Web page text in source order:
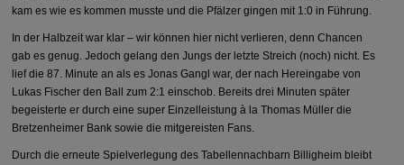
kam es wie es kommen musste und die Pfälzer gingen mit 1:0 in Führung.
In der Halbzeit war klar – wir können hier nicht verlieren, denn Chancen
gab es genug. Jedoch gelang den Jungs der letzte Streich (noch) nicht. Es
lief die 87. Minute an als es Jonas Gangl war, der nach Hereingabe von
Lukas Fischer den Ball zum 2:1 einschob. Bereits drei Minuten später
begeisterte er durch eine super Einzelleistung à la Thomas Müller die
Bretzenheimer Bank sowie die mitgereisten Fans.
Durch die erneute Spielverlegung des Tabellennachbarn Billigheim bleibt